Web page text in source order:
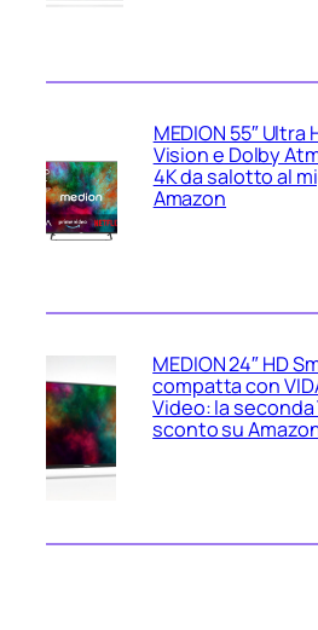
MEDION 55″ Ultra
Vision e Dolby
4K da salotto al
Amazon
MEDION 24″ HD
compatta con
Video: la
sconto su